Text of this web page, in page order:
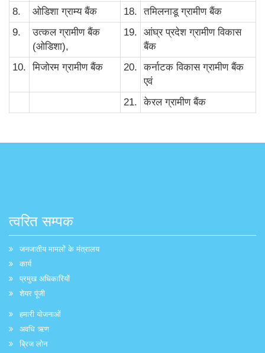
8.
ओडिशा ग्राम्य बैंक 18.
तमिलनाडू ग्रामीण बैंक
9.
उत्कल ग्रामीण बैंक
(ओडिशा),
19.
आंघ्र प्रदेश ग्रामीण विकास
बैंक
10.
मिजोरम ग्रामीण बैंक 20.
कर्नाटक विकास ग्रामीण बैंक
एवं
21.
केरल ग्रामीण बैंक
त्वरित सम्पक
जनजातीय मामलों के मंत्रालय
कार्य
प्रमुख अधिकारियों
शेयर पूंजी
हमारी योजनाओं
अवधि ऋण
ब्रिज लोन